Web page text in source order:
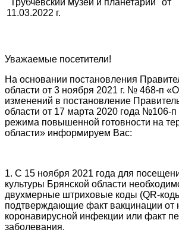
11.03.2022 г.
Уважаемые посетители!
На основании постановления
области от 3 ноября 2021 г. № 468-п
изменений в постановление
области от 17 марта 2020 года №106-
режима повышенной готовности на
области» информируем Вас:
1. С 15 ноября 2021 года для
культуры Брянской области
двухмерные штриховые коды (QR-
подтверждающие факт вакцинации от
коронавирусной инфекции или факт
заболевания.